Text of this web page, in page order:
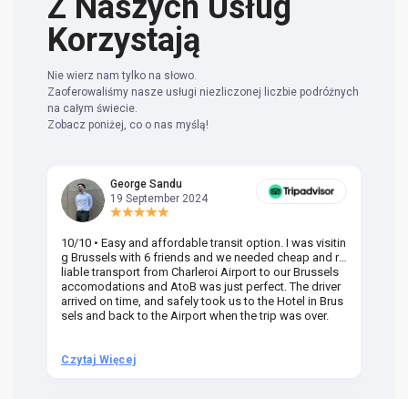
Korzystają
Nie wierz nam tylko na słowo.
Zaoferowaliśmy nasze usługi niezliczonej liczbie podróżnych
na całym świecie.
Zobacz poniżej, co o nas myślą!
George Sandu
19 September 2024
10/10 • Easy and affordable transit option. I was visitin
g Brussels with 6 friends and we needed cheap and re
liable transport from Charleroi Airport to our Brussels
accomodations and AtoB was just perfect. The driver
arrived on time, and safely took us to the Hotel in Brus
sels and back to the Airport when the trip was over.
Czytaj Więcej